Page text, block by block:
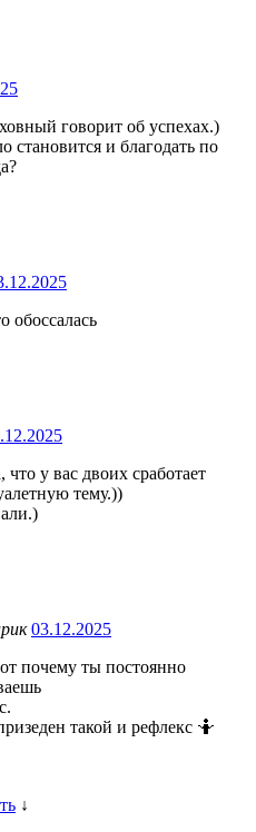
говорит об успехах.)
становится и благодать по
обоссалась
что у вас двоих сработает
тему.))
03.12.2025
почему ты постоянно
такой и рефлекс 🤷
↓